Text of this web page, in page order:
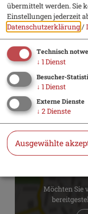
möchten
nehmen Sie
Möchten Sie
übermittelt werden. Sie
Einstellungen jederzeit
Datenschutzerklärung/
Technisch
↓ 1 Dienst
Besucher-
↓ 1 Dienst
Externe Dienste
↓ 2Dienste
Ausgewählte